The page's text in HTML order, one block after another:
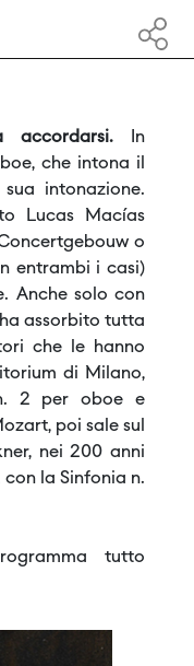
accordarsi.
In
che intona il
intonazione.
Lucas Macías
o
entrambi i casi)
Anche solo con
assorbito tutta
che le hanno
di Milano,
2 per oboe e
poi sale sul
nei 200 anni
la Sinfonia n.
tutto